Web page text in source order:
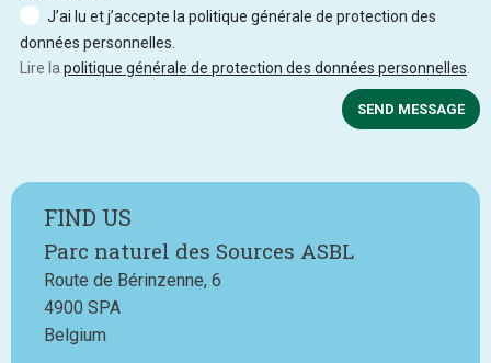
J’ai lu et j’accepte la politique générale de protection des
données personnelles.
Lire la politique générale de protection des données personnelles
SEND MESSAGE
FIND US
Parc naturel des Sources ASBL
Route de Bérinzenne, 6
4900 SPA
Belgium